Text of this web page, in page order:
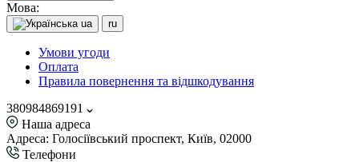
Мова:
ua ru
Умови угоди
Оплата
Правила повернення та відшкодування
380984869191
Наша адреса
Адреса: Голосіївський проспект, Київ, 02000
Телефони